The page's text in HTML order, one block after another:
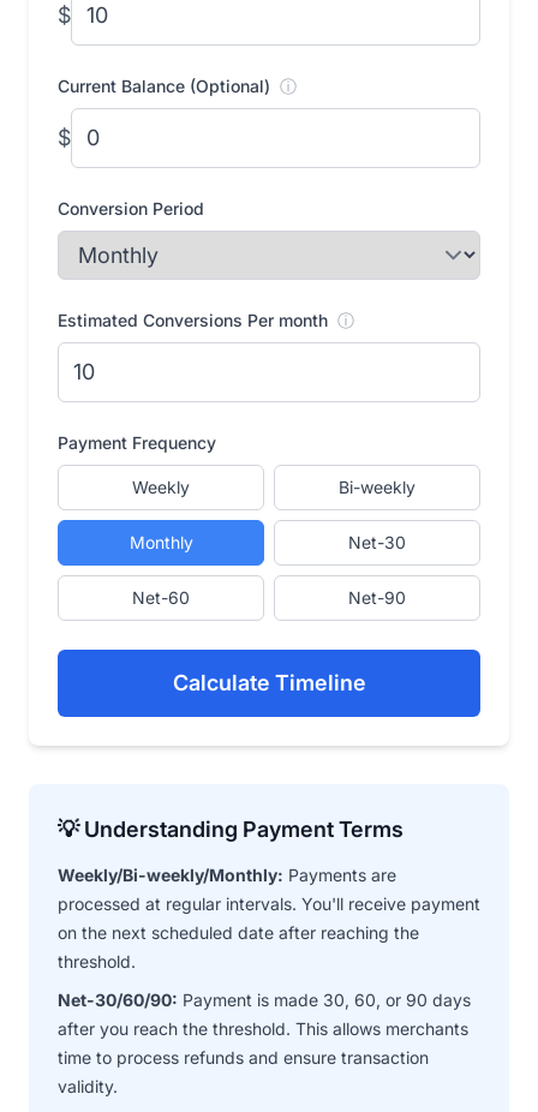
$
Current Balance (Optional) ⓘ
$
Conversion Period
Estimated Conversions Per month ⓘ
Payment Frequency
Weekly Bi-weekly
Monthly Net-30
Net-60 Net-90
Calculate Timeline
💡 Understanding Payment Terms
Weekly/Bi-weekly/Monthly: Payments are
processed at regular intervals. You'll receive payment
on the next scheduled date after reaching the
threshold.
Net-30/60/90: Payment is made 30, 60, or 90 days
after you reach the threshold. This allows merchants
time to process refunds and ensure transaction
validity.